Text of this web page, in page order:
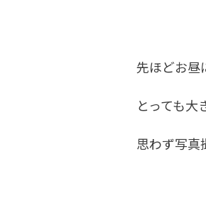
先ほどお昼
とっても大
思わず写